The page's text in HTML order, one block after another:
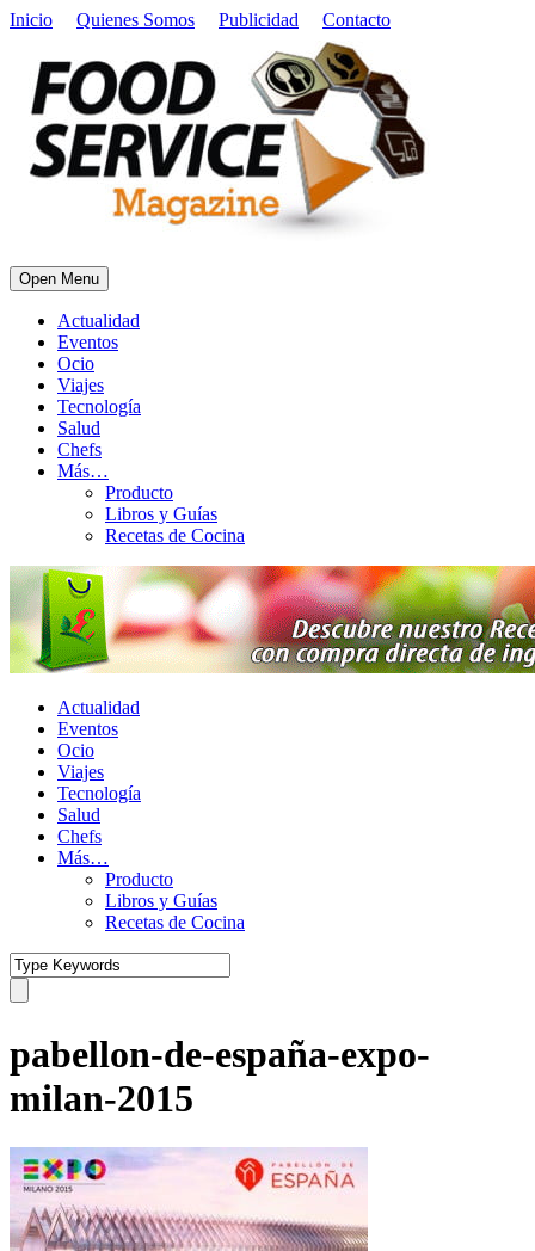
Inicio Quienes Somos Publicidad Contacto
Open Menu
Actualidad
Eventos
Ocio
Viajes
Tecnología
Salud
Chefs
Más…
Producto
Libros y Guías
Recetas de Cocina
Actualidad
Eventos
Ocio
Viajes
Tecnología
Salud
Chefs
Más…
Producto
Libros y Guías
Recetas de Cocina
pabellon-de-españa-expo-
milan-2015